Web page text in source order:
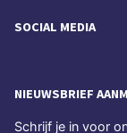
SOCIAL MEDIA
NIEUWSBRIEF
Schrijf je in voor